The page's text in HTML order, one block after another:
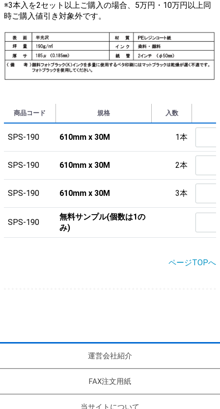
※3本入を2セット以上ご購入の場合、5万円・10万円以上同
時ご購入値引き対象外です。
商品コード 規格 入数
SPS-190 610mm x 30M 1本
SPS-190 610mm x 30M 2本
SPS-190 610mm x 30M 3本
SPS-190
無料サンプル(個数は1の
み)
ページTOPへ
運営会社紹介
FAX注文用紙
当サイトについて